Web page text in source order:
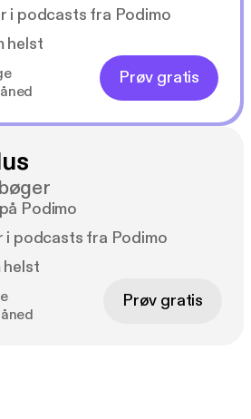
i podcasts fra Podimo
helst
Prøv gratis
Podimo
i podcasts fra Podimo
helst
Prøv gratis